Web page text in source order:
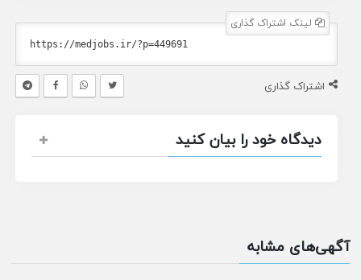
لینک اشتراک گذاری
اشتراک گذاری
دیدگاه خود را بیان کنید
آگهی‌های مشابه